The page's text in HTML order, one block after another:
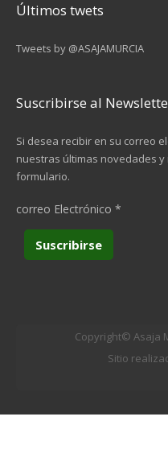
Últimos twets
Tweets by @ASAJAMURCIA
Suscribirse al
Si desea recibir en su correo
nuestras últimas novedades
formulario.
correo Electrónico *
Copyright© Asaja
Sitio